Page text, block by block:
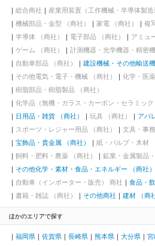
総合商社
産業用装置（工作機械・半導体製
機械部品・金型 （商社）
家電 （商社）
複
半導体 （商社）
電子部品 （商社）
アミュ
ゲーム （商社）
計測機器・光学機器・精密
自動車部品 （商社）
建設機械・その他輸送機
その他電気・電子・機械 （商社）
化学・医
樹脂部品・樹脂製品 （商社）
化学品（無機・ガラス・カーボン・セラミッ
日用品・雑貨 （商社）
玩具 （商社）
アパ
スポーツ・レジャー用品 （商社）
文具・事
宝飾品・貴金属 （商社）
紙・パルプ・木材
飼料・肥料・農薬 （商社）
鉱業・金属製品
その他化学・素材・食品・エネルギー （商社）
自動車（インポーター・販売） 商社
食品・
書籍・雑誌 （商社）
その他商社 建材 （商
ほかのエリアで探す
福岡県 佐賀県 長崎県 熊本県 大分県 宮